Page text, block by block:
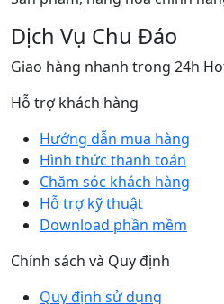
Dịch Vụ Chu Đáo
Giao hàng nhanh trong 24h
Hỗ trợ khách hàng
Hướng dẫn mua hàng
Hình thức thanh toán
Chăm sóc khách hàng
Hỗ trợ kỹ thuật
Download phần mềm
Chính sách và Quy định
Quy định sử dụng